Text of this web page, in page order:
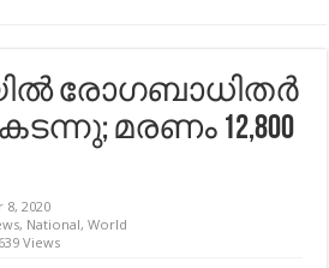
രോ​ഗ​ബാ​ധി​ത​ര്‍
മരണം 12,800
8, 2020
, National,World
639 Views